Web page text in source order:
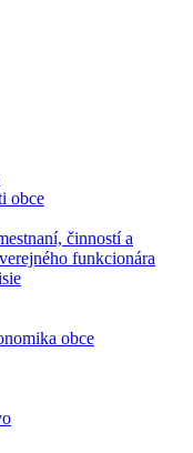
obce
činností a
funkcionára
obce